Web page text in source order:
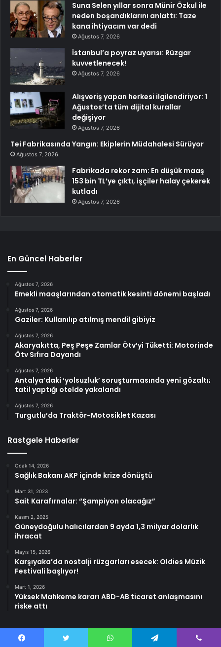
Suna Selen yıllar sonra Münir Özkul ile
neden boşandıklarını anlattı: Taze
kana ihtiyacım var dedi
Ağustos 7, 2026
İstanbul’a poyraz uyarısı: Rüzgar
kuvvetlenecek!
Ağustos 7, 2026
Alışveriş yapan herkesi ilgilendiriyor: 1
Ağustos’ta tüm dijital kurallar
değişiyor
Ağustos 7, 2026
Tei Fabrikasında Yangın: Ekiplerin Müdahalesi Sürüyor
Ağustos 7, 2026
Fabrikada rekor zam: En düşük maaş
153 bin TL’ye çıktı, işçiler halay çekerek
kutladı
Ağustos 7, 2026
En Güncel Haberler
Ağustos 7, 2026
Emekli maaşlarından otomatik kesinti dönemi başladı
Ağustos 7, 2026
Gaziler: Kullanılıp atılmış mendil gibiyiz
Ağustos 7, 2026
Akaryakıtta, Peş Peşe Zamlar Ötv’yi Tüketti: Motorinde
Ötv Sıfıra Dayandı
Ağustos 7, 2026
Antalya’daki ‘yolsuzluk’ soruşturmasında yeni gözaltı;
tatil yaptığı otelde yakalandı
Ağustos 7, 2026
Turgutlu’da Traktör-Motosiklet Kazası
Rastgele Haberler
Ocak 14, 2026
Sağlık Bakanı AKP içinde krize dönüştü
Mart 31, 2023
Sait Karafırnalar: “Şampiyon olacağız”
Kasım 2, 2025
Güneydoğulu halıcılardan 9 ayda 1,3 milyar dolarlık
ihracat
Mayıs 15, 2026
Karşıyaka’da nostalji rüzgarları esecek: Oldies Müzik
Festivali başlıyor!
Mart 1, 2026
Yüksek Mahkeme kararı ABD-AB ticaret anlaşmasını
riske attı